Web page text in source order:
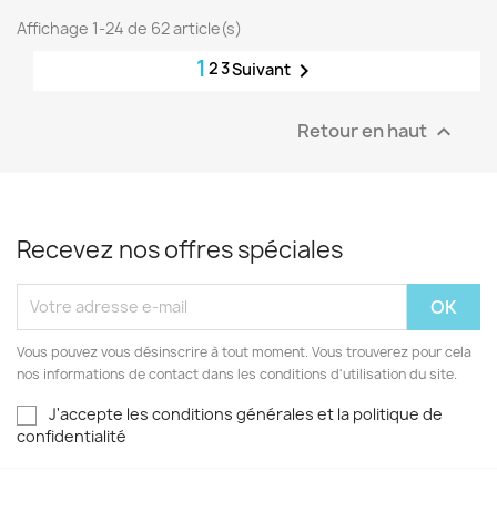
Affichage 1-24 de 62 article(s)
1 23Suivant 
Retour en haut 
Recevez nos offres spéciales
Vous pouvez vous désinscrire à tout moment. Vous trouverez pour cela
nos informations de contact dans les conditions d'utilisation du site.
J'accepte les conditions générales et la politique de
confidentialité